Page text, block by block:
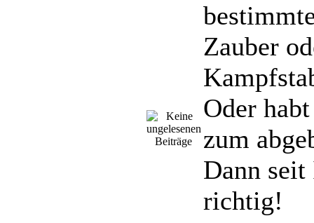
Zauber
Oder
zum
Dann
richtig!